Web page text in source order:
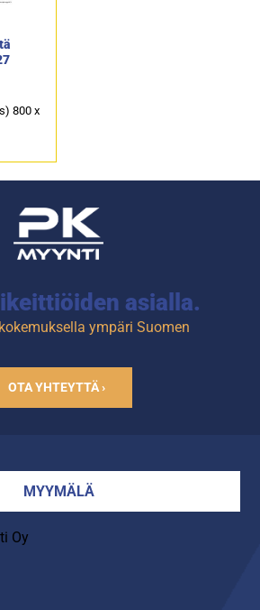
800 x
asialla.
ympäri Suomen
OTA YHTEYTTÄ ›
MYYMÄLÄ
Oy